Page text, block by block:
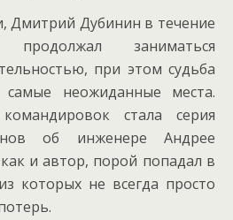
Дмитрий Дубинин в течение
заниматься
при этом судьба
неожиданные места.
стала серия
об инженере Андрее
и автор, порой попадал в
которых не всегда просто